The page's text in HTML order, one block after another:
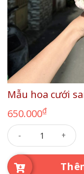
Mẫu hoa cưới
650.000₫
Mẫu hoa cưới sang